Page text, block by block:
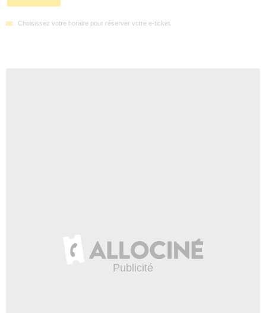
Choisissez votre horaire pour réserver votre e-ticket.